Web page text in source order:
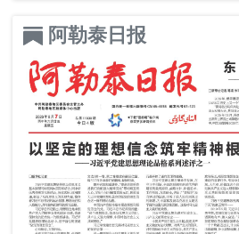
阿勒泰日报